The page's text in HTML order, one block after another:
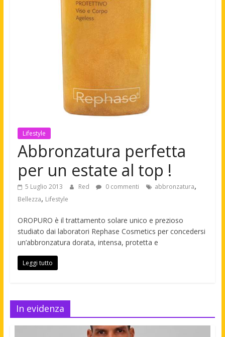
Lifestyle
Abbronzatura perfetta
per un estate al top !
5 Luglio 2013 Red 0 commenti abbronzatura,
Bellezza, Lifestyle
OROPURO è il trattamento solare unico e prezioso
studiato dai laboratori Rephase Cosmetics per concedersi
un’abbronzatura dorata, intensa, protetta e
Leggi tutto
In evidenza